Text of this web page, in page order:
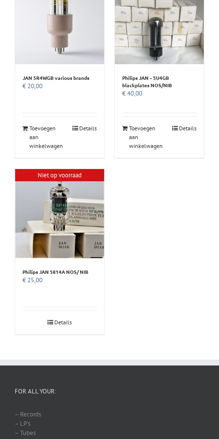
JAN 5R4WGB various brands
€ 20,00
Toevoegen
aan
winkelwagen
Details
Philips JAN – 5U4GB
blackplates NOS/NIB
€40,00
Toevoegen
aan
winkelwagen
Details
Niet op voorraad
Philips JAN 5814A NOS/ NIB
€ 25,00
Details
FOR ALL YOUR:
– Records
– LP’s
– Tubes